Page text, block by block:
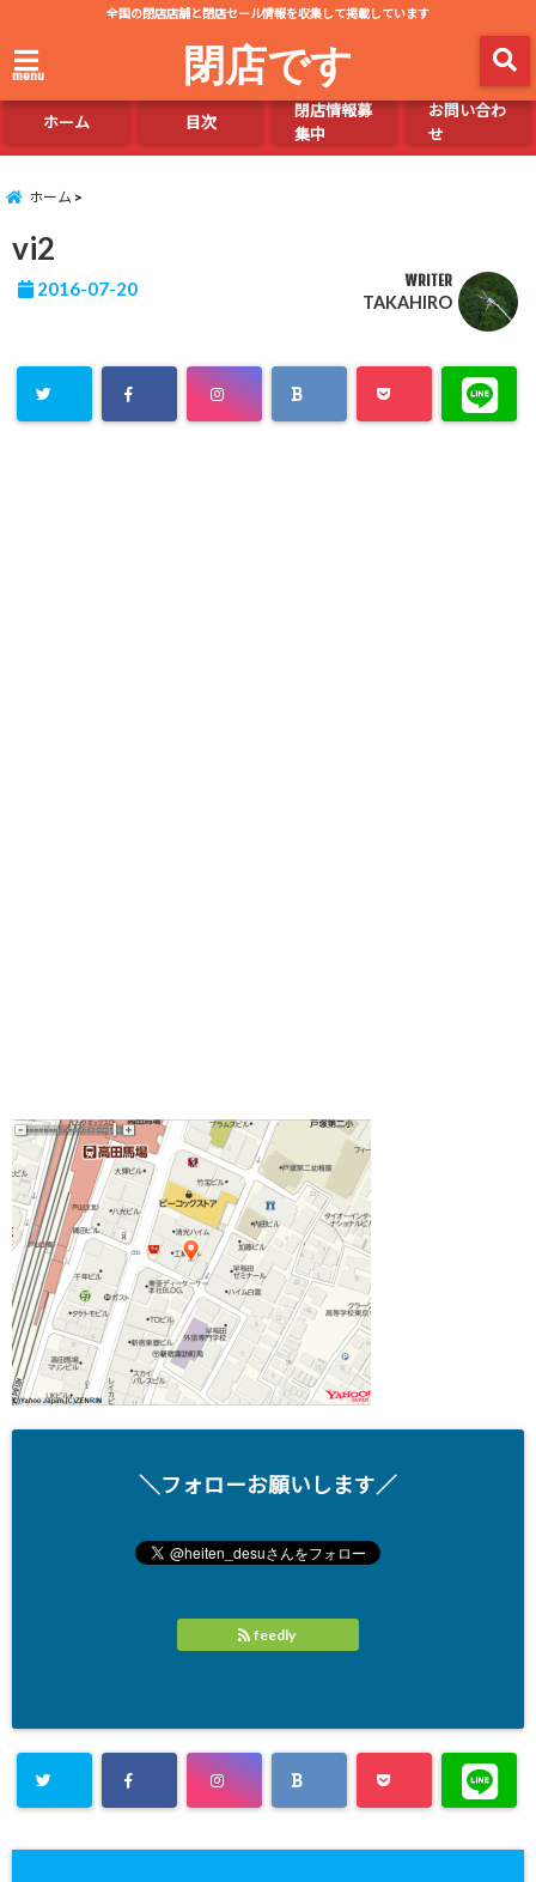
全国の閉店店舗と閉店セール情報を収集して掲載しています
menu 閉店です
ホーム 目次
閉店情報募
集中
お問い合わ
せ
ホーム
vi2
2016-07-20 WRITER
TAKAHIRO
＼フォローお願いします／
feedly